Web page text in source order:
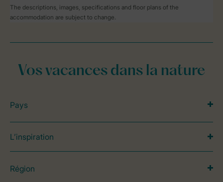
The descriptions, images, specifications and floor plans of the
accommodation are subject to change.
Vos vacances dans la nature
Pays
L’inspiration
Région